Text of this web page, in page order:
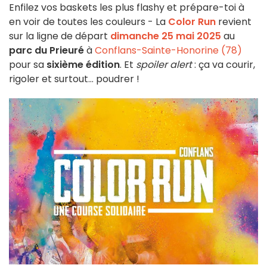
Enfilez vos baskets les plus flashy et prépare-toi à
en voir de toutes les couleurs - La Color Run revient
sur la ligne de départ dimanche 25 mai 2025 au
parc du PrieuréàConflans-Sainte-Honorine (78)
pour sa sixième édition. Et spoiler alert: ça va courir,
rigoler et surtout… poudrer !